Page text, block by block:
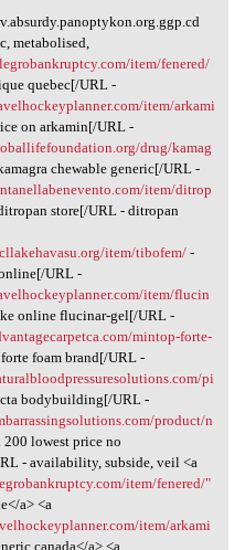
metabolised,
item/fenered/
quebec[/URL -
item/arkami
on arkamin[/URL -
drug/kamag
chewable generic[/URL -
item/ditrop
store[/URL - ditropan
item/tibofem/-
URL -
item/flucin
online flucinar-gel[/URL -
mintop-forte-
foam brand[/URL -
pi
bodybuilding[/URL -
product/n
lowest price no
- availability, subside, veil <a
item/fenered/"
a> <a
item/arkami
canada</a> <a